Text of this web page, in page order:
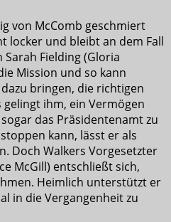
von McComb geschmiert
locker und bleibt an dem Fall
Fielding (Gloria
Mission und so kann
bringen, die richtigen
ihm, ein Vermögen
das Präsidentenamt zu
kann, lässt er als
Doch Walkers Vorgesetzter
McGill) entschließt sich,
Heimlich unterstützt er
in die Vergangenheit zu